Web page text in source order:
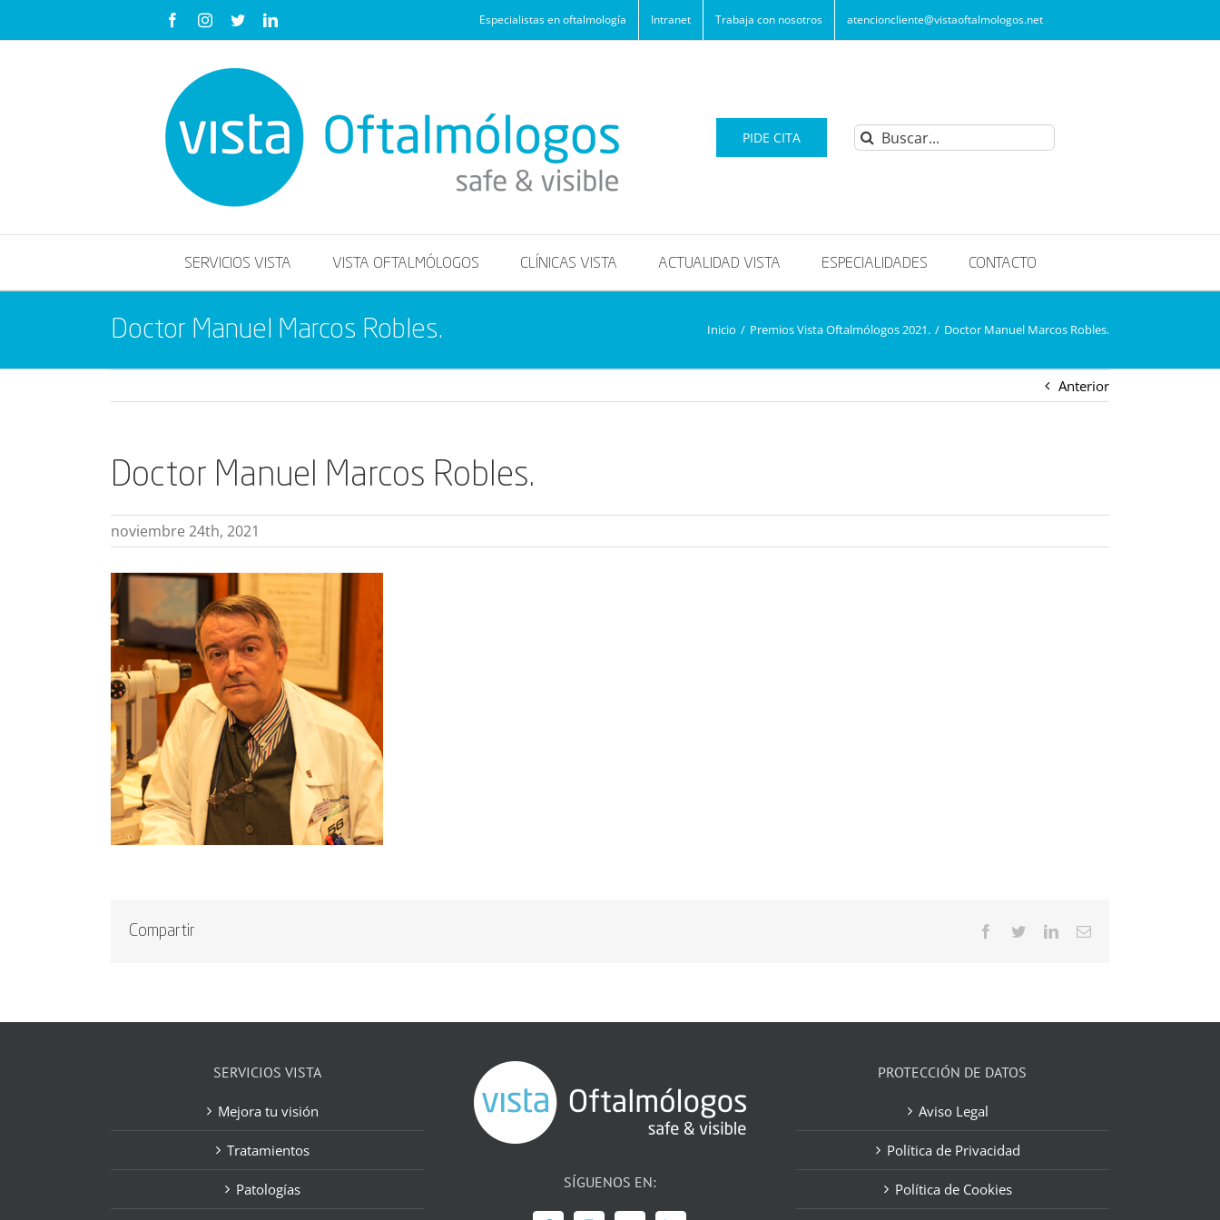
FacebookInstagram
TwitterLinkedIn Especialistas en oftalmología Intranet Trabaja con nosotros atencioncliente@vistaoftalmologos.net
PIDE CITA Buscar:
SERVICIOS VISTA VISTA OFTALMÓLOGOS CLÍNICAS VISTA ACTUALIDAD VISTA ESPECIALIDADES CONTACTO
Doctor Manuel Marcos Robles. Inicio / Premios Vista Oftalmólogos 2021. / Doctor Manuel Marcos Robles.
Anterior
Doctor Manuel Marcos Robles.
noviembre 24th, 2021
Compartir Facebook
TwitterLinkedInCorreo
SERVICIOS VISTA
Mejora tu visión
Tratamientos
Patologías SÍGUENOS EN:
PROTECCIÓN DE DATOS
Aviso Legal
Política de Privacidad
Política de Cookies